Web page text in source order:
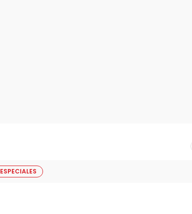
ESPECIALES